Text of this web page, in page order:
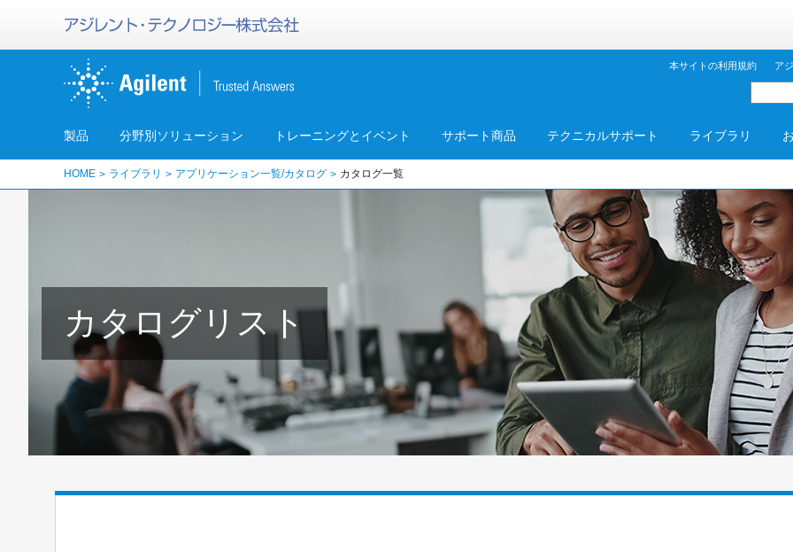
本サイトの利用規約 ア
製品 分野別ソリューション トレーニングとイベント サポート商品 テクニカルサポート ライブラリ
HOME ライブラリ アプリケーション一覧/カタログ カタログ一覧
カタログリスト